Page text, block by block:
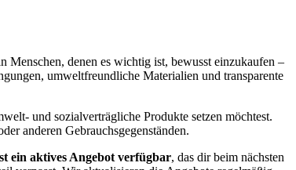
Menschen, denen es wichtig ist, bewusst einzukaufen –
umweltfreundliche Materialien und transparente
und sozialverträgliche Produkte setzen möchtest.
anderen Gebrauchsgegenständen.
ein aktives Angebot verfügbar, das dir beim nächsten